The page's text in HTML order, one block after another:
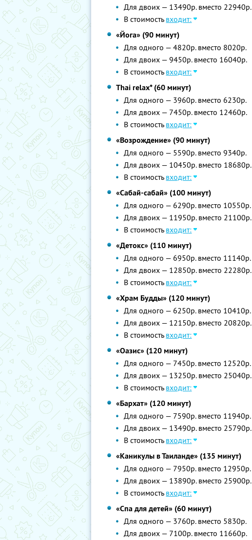
Для двоих — 13490р. вместо 22940р.
В стоимость входит:
«Йога» (90 минут)
Для одного — 4820р. вместо 8020р.
Для двоих — 9450р. вместо 16040р.
В стоимость входит:
Thai relax* (60 минут)
Для одного — 3960р. вместо 6230р.
Для двоих — 7450р. вместо 12460р.
В стоимость входит:
«Возрождение» (90 минут)
Для одного — 5590р. вместо 9340р.
Для двоих — 10450р. вместо 18680р.
В стоимость входит:
«Сабай-сабай» (100 минут)
Для одного — 6290р. вместо 10550р.
Для двоих — 11950р. вместо 21100р.
В стоимость входит:
«Детокс» (110 минут)
Для одного — 6950р. вместо 11140р.
Для двоих — 12850р. вместо 22280р.
В стоимость входит:
«Храм Будды» (120 минут)
Для одного — 6250р. вместо 10410р.
Для двоих — 12150р. вместо 20820р.
В стоимость входит:
«Оазис» (120 минут)
Для одного — 7450р. вместо 12520р.
Для двоих — 13250р. вместо 25040р.
В стоимость входит:
«Бархат» (120 минут)
Для одного — 7590р. вместо 11940р.
Для двоих — 13490р. вместо 25790р.
В стоимость входит:
«Каникулы в Таиланде» (135 минут)
Для одного — 7950р. вместо 12950р.
Для двоих — 13890р. вместо 25900р.
В стоимость входит:
«Спа для детей» (60 минут)
Для одного — 3760р. вместо 5830р.
Для двоих — 7100р. вместо 11660р.